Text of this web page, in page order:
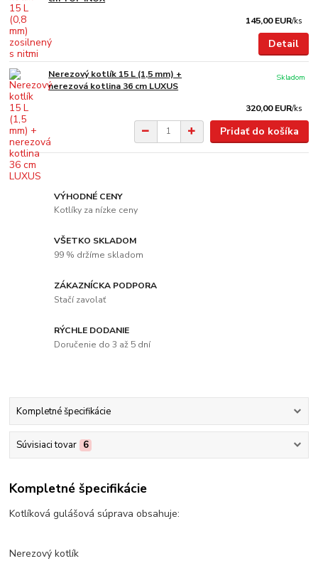
145,00 EUR/ks
Detail
Nerezový kotlík 15 L (1,5 mm) +
nerezová kotlina 36 cm LUXUS
320,00 EUR/ks
Skladom
Pridať do košíka
VÝHODNÉ CENY
Kotlíky za nízke ceny
VŠETKO SKLADOM
99 % držíme skladom
ZÁKAZNÍCKA PODPORA
Stačí zavolať
RÝCHLE DODANIE
Doručenie do 3 až 5 dní
Kompletné špecifikácie
Súvisiaci tovar 6
Kompletné špecifikácie
Kotlíková gulášová súprava obsahuje:
Nerezový kotlík